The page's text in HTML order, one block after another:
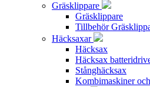
Gräsklippare
Gräsklippare
Tillbehör
Häcksaxar
Häcksax
Häcksax
Stånghäcksax
Kombimaskiner